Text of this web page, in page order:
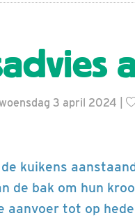
3 april 2024 |
kuikens
de bak om hun
aanvoer tot op